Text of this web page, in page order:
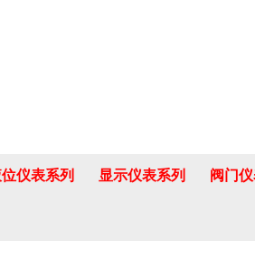
仪表系列 显示仪表系列 阀门